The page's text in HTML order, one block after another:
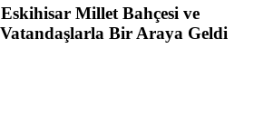
Millet Bahçesi ve
Bir Araya Geldi